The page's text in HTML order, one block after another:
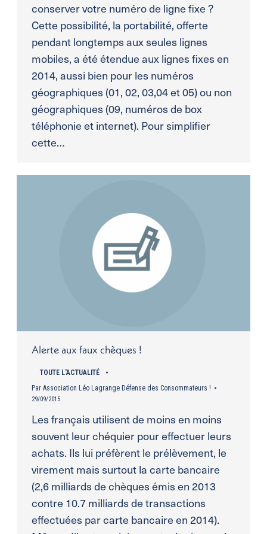
conserver votre numéro de ligne fixe ?
Cette possibilité, la portabilité, offerte
pendant longtemps aux seules lignes
mobiles, a été étendue aux lignes fixes en
2014, aussi bien pour les numéros
géographiques (01, 02, 03,04 et 05) ou non
géographiques (09, numéros de box
téléphonie et internet). Pour simplifier
cette…
Alerte aux faux chèques !
TOUTE L'ACTUALITÉ
Par Association Léo Lagrange Défense des Consommateurs !
29/09/2015
Les français utilisent de moins en moins
souvent leur chéquier pour effectuer leurs
achats. Ils lui préfèrent le prélèvement, le
virement mais surtout la carte bancaire
(2,6 milliards de chèques émis en 2013
contre 10.7 milliards de transactions
effectuées par carte bancaire en 2014).